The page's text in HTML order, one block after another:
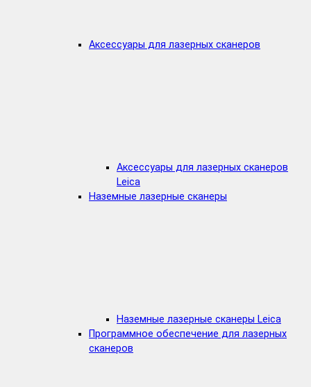
Аксессуары для лазерных сканеров
Аксессуары для лазерных сканеров
Leica
Наземные лазерные сканеры
Наземные лазерные сканеры Leica
Программное обеспечение для лазерных
сканеров